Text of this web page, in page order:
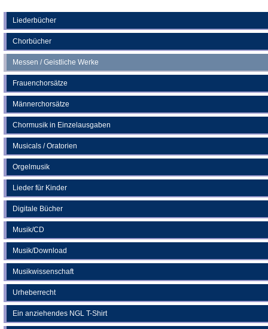
Liederbücher
Chorbücher
Messen / Geistliche Werke
Frauenchorsätze
Männerchorsätze
Chormusik in Einzelausgaben
Musicals / Oratorien
Orgelmusik
Lieder für Kinder
Digitale Bücher
Musik/CD
Musik/Download
Musikwissenschaft
Urheberrecht
Ein anziehendes NGL T-Shirt